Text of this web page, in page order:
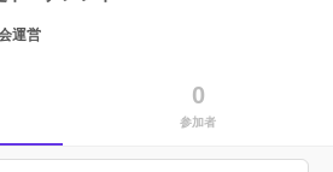
運営
0
参加者